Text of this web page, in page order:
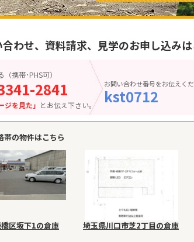
合わせ、資料請求、見学のお申し込み
携帯･PHS可）
2841
ジを見た」 とお伝え下さい。
お問い合わせ番号をお伝えく
kst0712
帯の物件はこちら
区坂下1の倉庫 埼玉県川口市芝2丁目の倉庫